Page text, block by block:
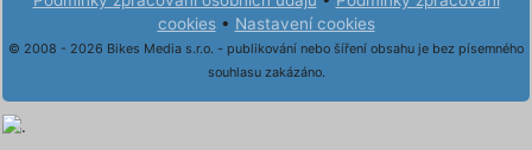
cookies• Nastavení cookies
© 2008 - 2026 Bikes Media s.r.o. - publikování nebo šíření obsahu je bez písemného
souhlasu zakázáno.